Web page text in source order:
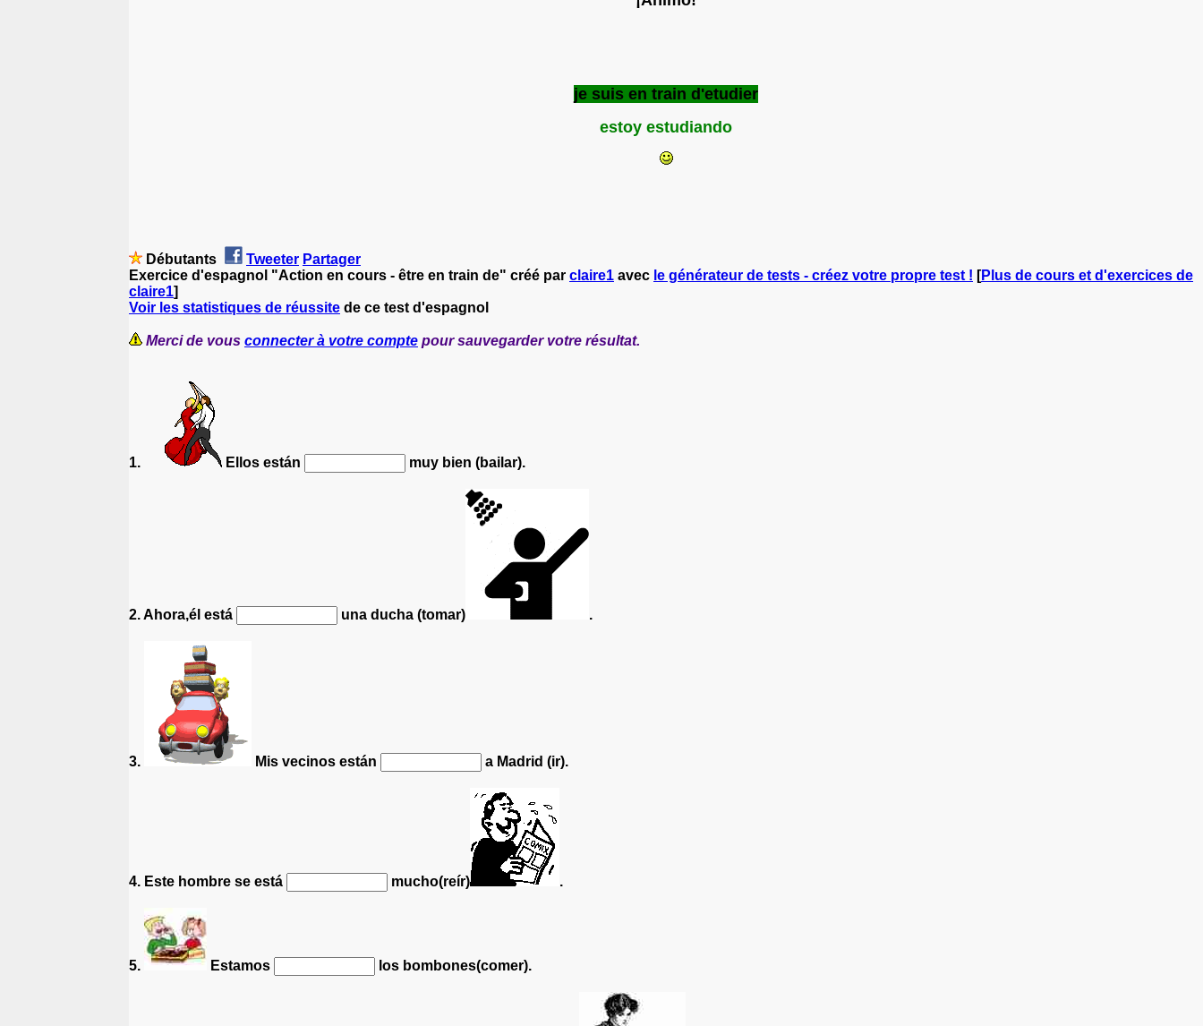
je suis en train d'etudier
estoy estudiando
Débutants Tweeter Partager
Exercice d'espagnol "Action en cours - être en train de" créé par claire1 avec le générateur de tests - créez votre propre test ! [Plus de cours et d'exercices de
claire1]
Voir les statistiques de réussite de ce test d'espagnol
Merci de vous connecter à votre compte pour sauvegarder votre résultat.
1. Ellos están muy bien (bailar).
2. Ahora,él está una ducha (tomar) .
3. Mis vecinos están a Madrid (ir).
4. Este hombre se está mucho(reír) .
5. Estamos los bombones(comer).